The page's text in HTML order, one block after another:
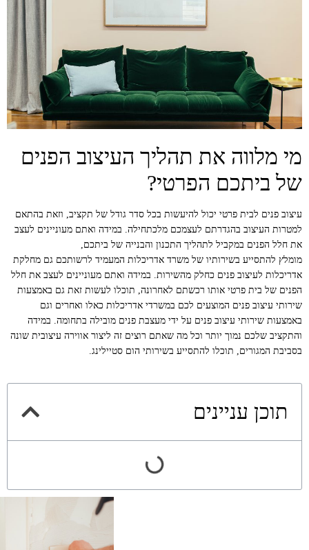
מי מלווה את תהליך העיצוב הפנים
של ביתכם הפרטי?
עיצוב פנים לבית פרטי יכול להיעשות בכל סדר גודל של תקציב, וזאת בהתאם
למטרות העיצוב בהגדרתם לעצמכם מלכתחילה. במידה ואתם מעוניינים לעצב
את חלל הפנים במקביל לתהליך התכנון והבנייה של ביתכם,
מומלץ להתסייע בשירותיו של משרד אדריכלות המעמיד לרשותכם גם מחלקת
אדריכלות לעיצוב פנים כחלק מהשירות. במידה ואתם מעוניינים לעצב את חלל
הפנים של בית פרטי אותו רכשתם לאחרונה, תוכלו לעשות זאת גם באמצעות
שירותי עיצוב פנים המוצעים לכם במשרדי אדריכלות כאלו ואחרים וגם
באמצעות שירותי עיצוב פנים על ידי מעצבת פנים מובילה בתחומה. במידה
והתקציב שלכם נמוך יותר וכל מה שאתם רוצים זה ליצור אווירה עיצובית שונה
בסביבת המגורים, תוכלו להתסייע בשירותי הום סטיילינג.
תוכן עניינים